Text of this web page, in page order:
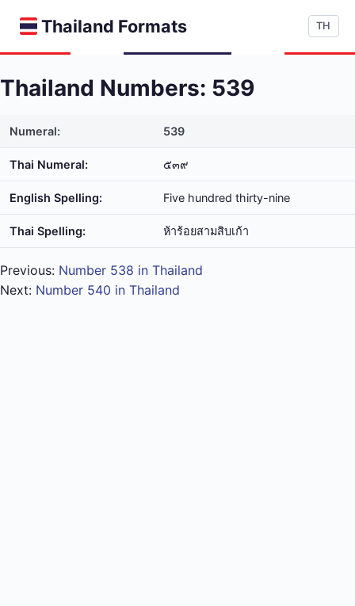
Thailand Formats TH
Thailand Numbers: 539
Numeral: 539
Thai Numeral: ๕๓๙
English Spelling: Five hundred thirty-nine
Thai Spelling: ห้า​ร้อย​สาม​สิบ​เก้า
Previous: Number 538 in Thailand
Next: Number 540 in Thailand